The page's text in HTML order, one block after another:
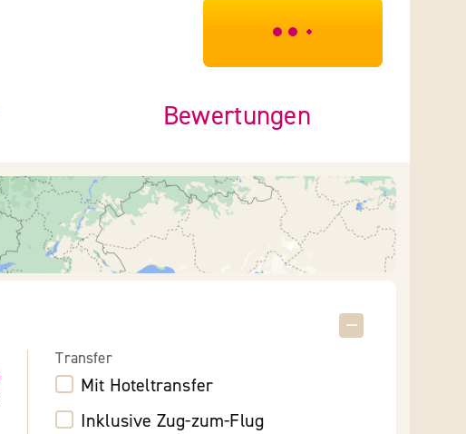
***************
Bewertungen
Transfer
Mit Hoteltransfer
Inklusive Zug-zum-Flug